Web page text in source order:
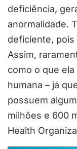
deficiência,
anormalidade.
deficiente,
Assim,
como o que
humana – já
possuem
milhões e 600
Health